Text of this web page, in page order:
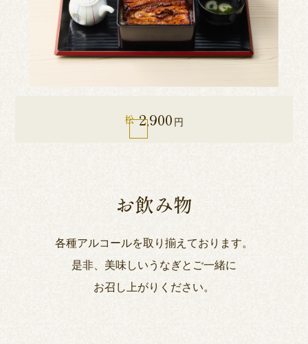
松 2,900 円
お飲み物
各種アルコールを取り揃えております。
是非、美味しいうなぎとご一緒に
お召し上がりください。